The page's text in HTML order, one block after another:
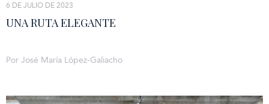
UNA RUTA ELEGANTE
6 DE JULIO DE 2023
Por José María López-Galiacho